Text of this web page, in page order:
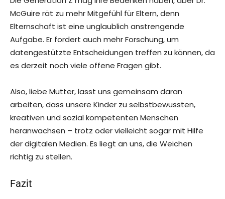
McGuire rät zu mehr Mitgefühl für Eltern, denn
Elternschaft ist eine unglaublich anstrengende
Aufgabe. Er fordert auch mehr Forschung, um
datengestützte Entscheidungen treffen zu können, da
es derzeit noch viele offene Fragen gibt.
Also, liebe Mütter, lasst uns gemeinsam daran
arbeiten, dass unsere Kinder zu selbstbewussten,
kreativen und sozial kompetenten Menschen
heranwachsen – trotz oder vielleicht sogar mit Hilfe
der digitalen Medien. Es liegt an uns, die Weichen
richtig zu stellen.
Fazit